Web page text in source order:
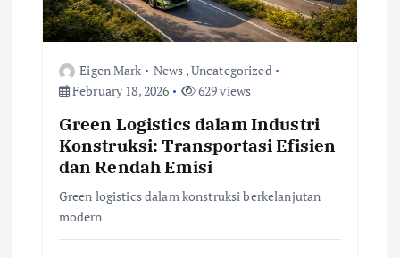
Eigen Mark News ,Uncategorized
February 18, 2026
629 views
Green Logistics dalam Industri
Konstruksi: Transportasi Efisien
dan Rendah Emisi
Green logistics dalam konstruksi berkelanjutan
modern